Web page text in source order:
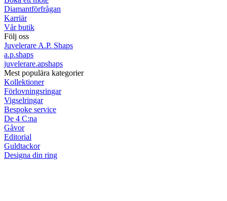
Diamantförfrågan
Karriär
Vår butik
Följ oss
Juvelerare A.P. Shaps
a.p.shaps
juvelerare.apshaps
Mest populära kategorier
Kollektioner
Förlovningsringar
Vigselringar
Bespoke service
De 4 C:na
Gåvor
Editorial
Guldtackor
Designa din ring